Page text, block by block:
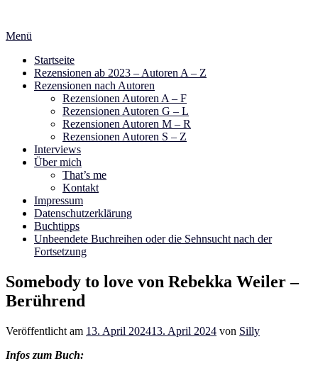
springen
Menü
Startseite
Rezensionen ab 2023 – Autoren A – Z
Rezensionen nach Autoren
Rezensionen Autoren A – F
Rezensionen Autoren G – L
Rezensionen Autoren M – R
Rezensionen Autoren S – Z
Interviews
Über mich
That’s me
Kontakt
Impressum
Datenschutzerklärung
Buchtipps
Unbeendete Buchreihen oder die Sehnsucht nach der
Fortsetzung
Somebody to love von Rebekka Weiler –
Berührend
Veröffentlicht am 13. April 202413. April 2024 von Silly
Infos zum Buch: